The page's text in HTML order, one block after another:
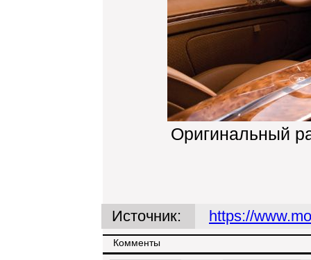
Оригинальный
Источник: https://
Комменты